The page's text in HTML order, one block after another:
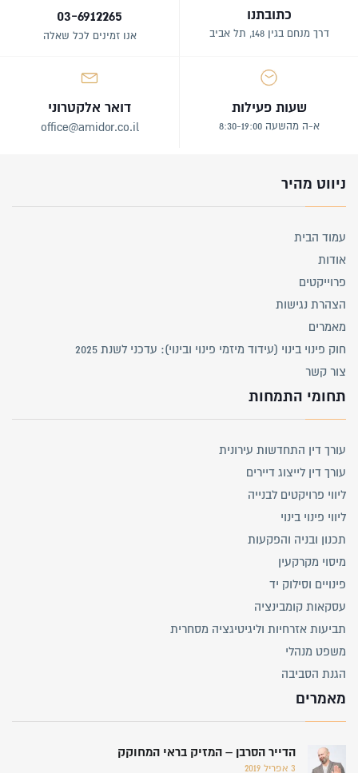
כתובתנו
דרך מנחם בגין 148, תל אביב
03-6912265
אנו זמינים לכל שאלה
שעות פעילות
א-ה מהשעה 8:30-19:00
דואר אלקטרוני
office@amidor.co.il
ניווט מהיר
עמוד הבית
אודות
פרוייקטים
הצהרת נגישות
מאמרים
חוק פינוי בינוי (עידוד מיזמי פינוי ובינוי): עדכני לשנת 2025
צור קשר
תחומי התמחות
עורך דין התחדשות עירונית
עורך דין לייצוג דיירים
ליווי פרויקטים לבנייה
ליווי פינוי בינוי
תכנון ובניה והפקעות
מיסוי מקרקעין
פינויים וסילוק יד
עסקאות קומבינציה
תביעות אזרחיות וליגיטיגציה מסחרית
משפט מנהלי
הגנת הסביבה
מאמרים
הדייר הסרבן – המזיק בראי המחוקק
3 אפריל 2019